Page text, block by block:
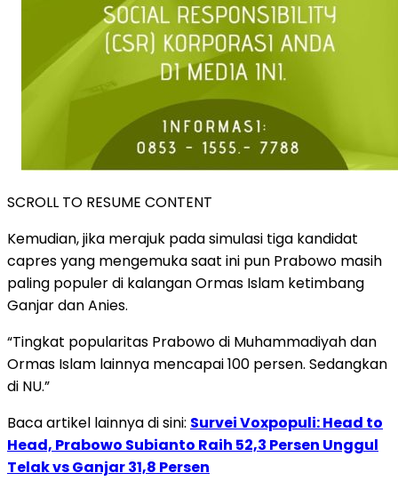
SCROLL TO RESUME CONTENT
Kemudian, jika merajuk pada simulasi tiga kandidat
capres yang mengemuka saat ini pun Prabowo masih
paling populer di kalangan Ormas Islam ketimbang
Ganjar dan Anies.
“Tingkat popularitas Prabowo di Muhammadiyah dan
Ormas Islam lainnya mencapai 100 persen. Sedangkan
di NU.”
Baca artikel lainnya di sini: Survei Voxpopuli: Head to
Head, Prabowo Subianto Raih 52,3 Persen Unggul
Telak vs Ganjar 31,8 Persen